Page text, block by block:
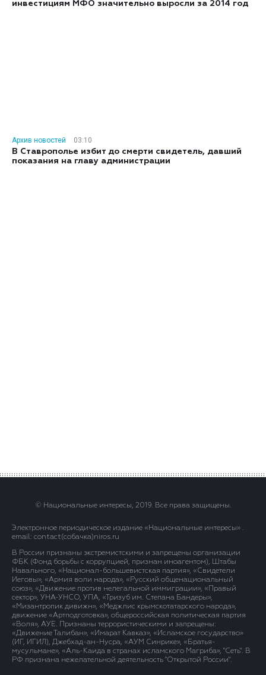
инвестициям МФО значительно выросли за 2014 год
Архив новостей
03:10
В Ставрополье избит до смерти свидетель, давший
показания на главу администрации
© Национальные интересы, 2019. Все права защищены.
Электронное периодическое издание «Национальные интересы» .
email: contact(сoбaчка)niros.ru
В России признаны экстремистскими и запрещены организации
ФБК (Фонд борьбы с коррупцией, признан иноагентом), Штабы
Навального, «Национал-большевистская партия», «Свидетели
Иеговы», «Армия воли народа», «Русский общенациональный
союз», «Движение против нелегальной иммиграции», «Правый
сектор», УНА-УНСО, УПА, «Тризуб им. Степана Бандеры»,
«Мизантропик дивижн», «Меджлис крымскотатарского народа»,
движение «Артподготовка», общероссийская политическая партия
«Воля», АУЕ. Признаны террористическими и запрещены:
«Движение Талибан», «Имарат Кавказ», «Исламское государство»
(ИГ, ИГИЛ), Джебхад-ан-Нусра, «АУМ Синрике», «Братья-
мусульмане», «Аль-Каида в странах исламского Магриба», "Сеть". В
РФ признана нежелательной деятельность "Открытой России".